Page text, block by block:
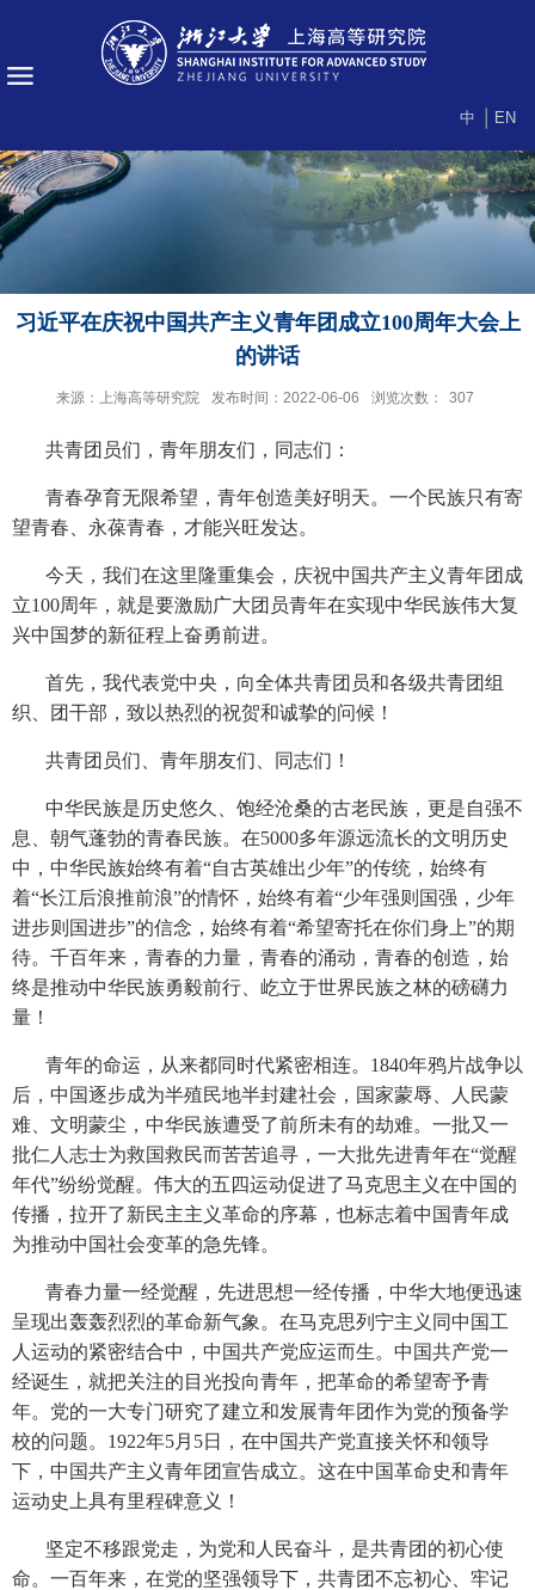
中 EN
习近平在庆祝中国共产主义青年团成立100周年大会上
的讲话
来源：上海高等研究院 发布时间：2022-06-06 浏览次数： 307
共青团员们，青年朋友们，同志们：
青春孕育无限希望，青年创造美好明天。一个民族只有寄
望青春、永葆青春，才能兴旺发达。
今天，我们在这里隆重集会，庆祝中国共产主义青年团成
立100周年，就是要激励广大团员青年在实现中华民族伟大复
兴中国梦的新征程上奋勇前进。
首先，我代表党中央，向全体共青团员和各级共青团组
织、团干部，致以热烈的祝贺和诚挚的问候！
共青团员们、青年朋友们、同志们！
中华民族是历史悠久、饱经沧桑的古老民族，更是自强不
息、朝气蓬勃的青春民族。在5000多年源远流长的文明历史
中，中华民族始终有着“自古英雄出少年”的传统，始终有
着“长江后浪推前浪”的情怀，始终有着“少年强则国强，少年
进步则国进步”的信念，始终有着“希望寄托在你们身上”的期
待。千百年来，青春的力量，青春的涌动，青春的创造，始
终是推动中华民族勇毅前行、屹立于世界民族之林的磅礴力
量！
青年的命运，从来都同时代紧密相连。1840年鸦片战争以
后，中国逐步成为半殖民地半封建社会，国家蒙辱、人民蒙
难、文明蒙尘，中华民族遭受了前所未有的劫难。一批又一
批仁人志士为救国救民而苦苦追寻，一大批先进青年在“觉醒
年代”纷纷觉醒。伟大的五四运动促进了马克思主义在中国的
传播，拉开了新民主主义革命的序幕，也标志着中国青年成
为推动中国社会变革的急先锋。
青春力量一经觉醒，先进思想一经传播，中华大地便迅速
呈现出轰轰烈烈的革命新气象。在马克思列宁主义同中国工
人运动的紧密结合中，中国共产党应运而生。中国共产党一
经诞生，就把关注的目光投向青年，把革命的希望寄予青
年。党的一大专门研究了建立和发展青年团作为党的预备学
校的问题。1922年5月5日，在中国共产党直接关怀和领导
下，中国共产主义青年团宣告成立。这在中国革命史和青年
运动史上具有里程碑意义！
坚定不移跟党走，为党和人民奋斗，是共青团的初心使
命。一百年来，在党的坚强领导下，共青团不忘初心、牢记